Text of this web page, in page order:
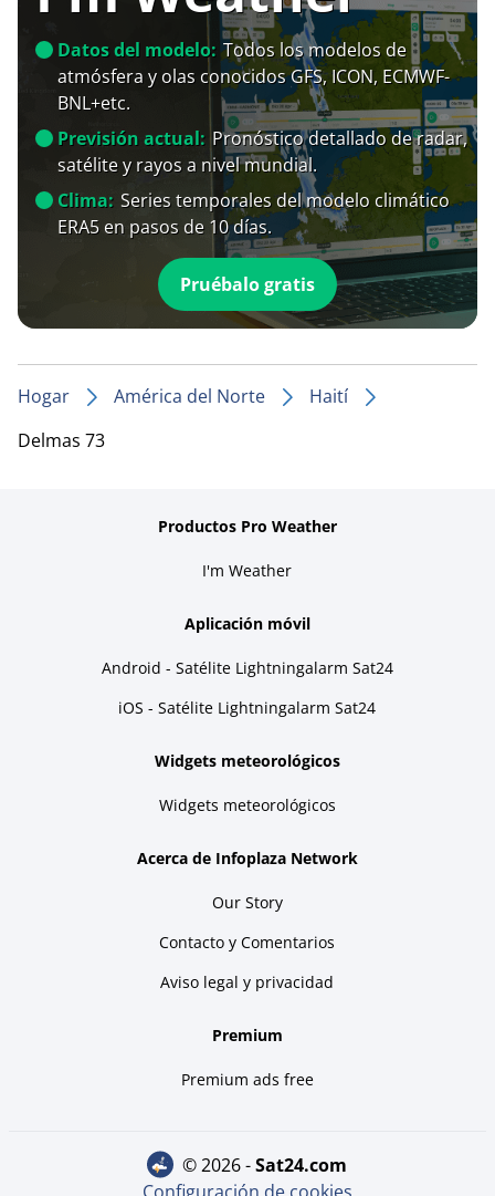
Datos del modelo: Todos los modelos de
atmósfera y olas conocidos GFS, ICON, ECMWF-
BNL+etc.
Previsión actual: Pronóstico detallado de radar,
satélite y rayos a nivel mundial.
Clima: Series temporales del modelo climático
ERA5 en pasos de 10 días.
Pruébalo gratis
Hogar América del Norte
Haití
Delmas 73
Productos Pro Weather
I'm Weather
Aplicación móvil
Android - Satélite Lightningalarm Sat24
iOS - Satélite Lightningalarm Sat24
Widgets meteorológicos
Widgets meteorológicos
Acerca de Infoplaza Network
Our Story
Contacto y Comentarios
Aviso legal y privacidad
Premium
Premium ads free
© 2026 - sat24.com